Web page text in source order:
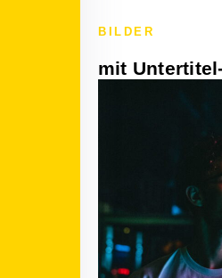
BILDER
mit